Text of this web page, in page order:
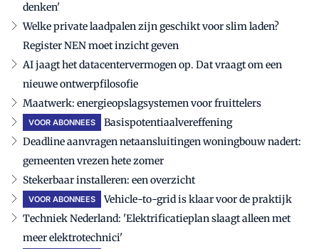
denken'
Welke private laadpalen zijn geschikt voor slim laden?
Register NEN moet inzicht geven
AI jaagt het datacentervermogen op. Dat vraagt om een
nieuwe ontwerpfilosofie
Maatwerk: energieopslagsystemen voor fruittelers
VOOR ABONNEES
Basispotentiaalvereffening
Deadline aanvragen netaansluitingen woningbouw nadert:
gemeenten vrezen hete zomer
Stekerbaar installeren: een overzicht
VOOR ABONNEES
Vehicle-to-grid is klaar voor de praktijk
Techniek Nederland: 'Elektrificatieplan slaagt alleen met
meer elektrotechnici'